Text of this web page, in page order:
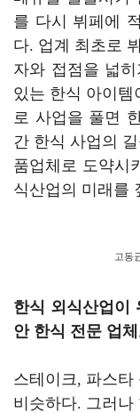
를 다시 뷔페에
다. 업계 최초로
자와 접점을 넓
있는 한식 아이템
로 사업을 풀면
간 한식 사업의
품업체로 도약시
식산업의 미래를
고동
한식 외식산업이
안 한식 전문 업
스테이크, 파스타
비슷하다. 그러나